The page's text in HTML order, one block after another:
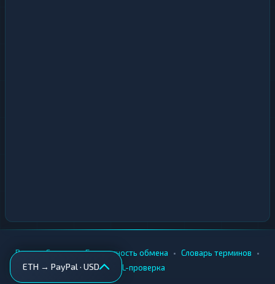
ETH → PayPal · USD
Вики • Города • Безопасность обмена • Словарь терминов •
AML-проверка